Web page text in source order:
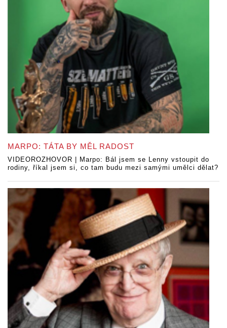
MARPO: TÁTA BY MĚL RADOST
VIDEOROZHOVOR | Marpo: Bál jsem se Lenny vstoupit do
rodiny, říkal jsem si, co tam budu mezi samými umělci dělat?